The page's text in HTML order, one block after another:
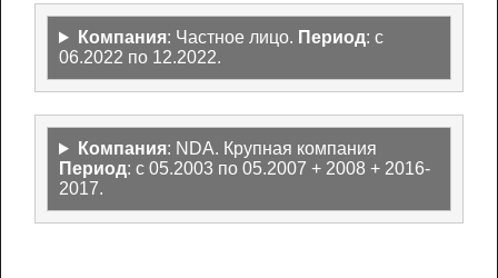
Компания: Частное лицо. Период: с
06.2022 по 12.2022.
Компания: NDA. Крупная компания
Период: с 05.2003 по 05.2007 + 2008 + 2016-
2017.